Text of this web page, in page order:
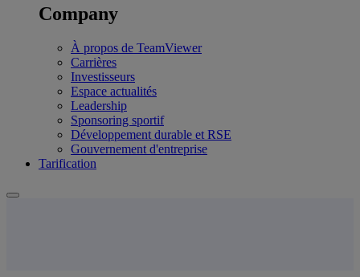
Company
À propos de TeamViewer
Carrières
Investisseurs
Espace actualités
Leadership
Sponsoring sportif
Développement durable et RSE
Gouvernement d'entreprise
Tarification